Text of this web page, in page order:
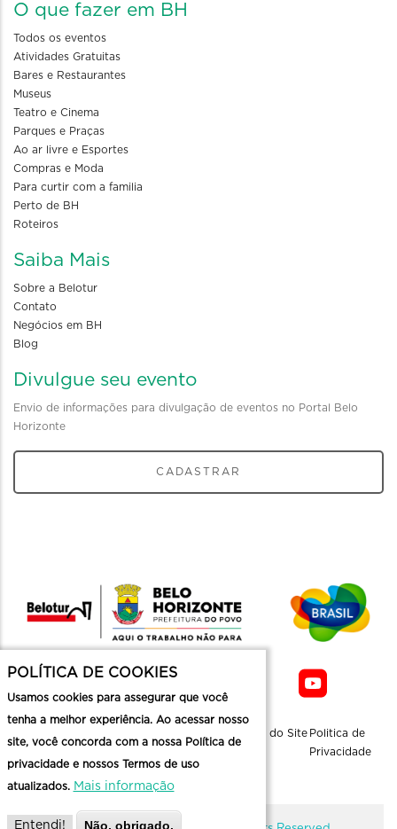
O que fazer em BH
Todos os eventos
Atividades Gratuitas
Bares e Restaurantes
Museus
Teatro e Cinema
Parques e Praças
Ao ar livre e Esportes
Compras e Moda
Para curtir com a familia
Perto de BH
Roteiros
Saiba Mais
Sobre a Belotur
Contato
Negócios em BH
Blog
Divulgue seu evento
Envio de informações para divulgação de eventos no Portal Belo
Horizonte
CADASTRAR
Mapa do Site Politica de
Privacidade
POLÍTICA DE COOKIES
Usamos cookies para assegurar que você
tenha a melhor experiência. Ao acessar nosso
site, você concorda com a nossa Política de
privacidade e nossos Termos de uso
atualizados. Mais informação
Entendi! Não, obrigado.